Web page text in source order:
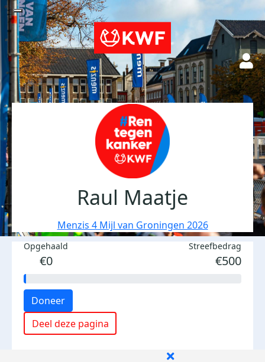
Raul Maatje
Menzis 4 Mijl van Groningen 2026
Opgehaald
€0
Streefbedrag
€500
Doneer
Deel deze pagina